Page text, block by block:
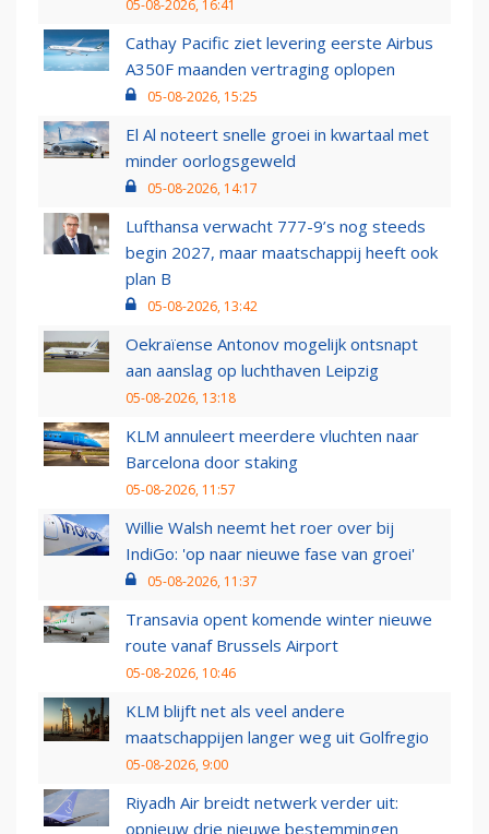
05-08-2026, 16:41
Cathay Pacific ziet levering eerste Airbus
A350F maanden vertraging oplopen
05-08-2026, 15:25
El Al noteert snelle groei in kwartaal met
minder oorlogsgeweld
05-08-2026, 14:17
Lufthansa verwacht 777-9’s nog steeds
begin 2027, maar maatschappij heeft ook
plan B
05-08-2026, 13:42
Oekraïense Antonov mogelijk ontsnapt
aan aanslag op luchthaven Leipzig
05-08-2026, 13:18
KLM annuleert meerdere vluchten naar
Barcelona door staking
05-08-2026, 11:57
Willie Walsh neemt het roer over bij
IndiGo: 'op naar nieuwe fase van groei'
05-08-2026, 11:37
Transavia opent komende winter nieuwe
route vanaf Brussels Airport
05-08-2026, 10:46
KLM blijft net als veel andere
maatschappijen langer weg uit Golfregio
05-08-2026, 9:00
Riyadh Air breidt netwerk verder uit:
opnieuw drie nieuwe bestemmingen